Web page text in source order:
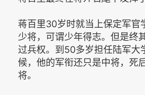
蒋百里30岁时就当上保定军官
少将，可谓少年得志。但是终
过兵权。到50多岁担任陆军大
候，他的军衔还只是中将，死
将。